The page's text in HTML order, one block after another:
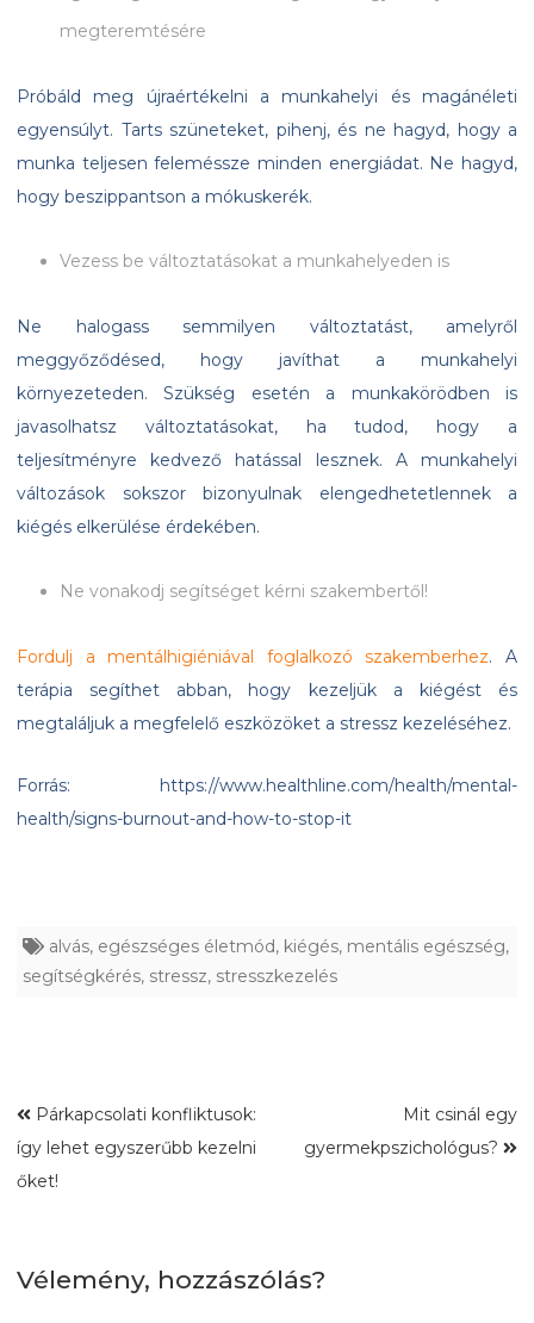
megteremtésére
Próbáld meg újraértékelni a munkahelyi és magánéleti
egyensúlyt. Tarts szüneteket, pihenj, és ne hagyd, hogy a
munka teljesen feleméssze minden energiádat. Ne hagyd,
hogy beszippantson a mókuskerék.
Vezess be változtatásokat a munkahelyeden is
Ne halogass semmilyen változtatást, amelyről
meggyőződésed, hogy javíthat a munkahelyi
környezeteden. Szükség esetén a munkakörödben is
javasolhatsz változtatásokat, ha tudod, hogy a
teljesítményre kedvező hatással lesznek. A munkahelyi
változások sokszor bizonyulnak elengedhetetlennek a
kiégés elkerülése érdekében.
Ne vonakodj segítséget kérni szakembertől!
Fordulj a mentálhigiéniával foglalkozó szakemberhez. A
terápia segíthet abban, hogy kezeljük a kiégést és
megtaláljuk a megfelelő eszközöket a stressz kezeléséhez.
Forrás: https://www.healthline.com/health/mental-
health/signs-burnout-and-how-to-stop-it
alvás, egészséges életmód, kiégés, mentális egészség,
segítségkérés, stressz, stresszkezelés
Párkapcsolati konfliktusok:
így lehet egyszerűbb kezelni
őket!
Mit csinál egy
gyermekpszichológus?
Vélemény, hozzászólás?